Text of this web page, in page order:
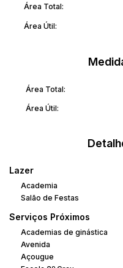
Área Total:
Área Útil:
Área Total:
Área Útil:
Lazer
Academia
Salão de Festas
Serviços Próximos
Academias de ginástica
Avenida
Açougue